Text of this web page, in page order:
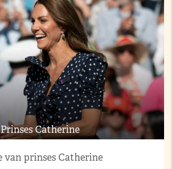
Prinses Catherine
van prinses Catherine